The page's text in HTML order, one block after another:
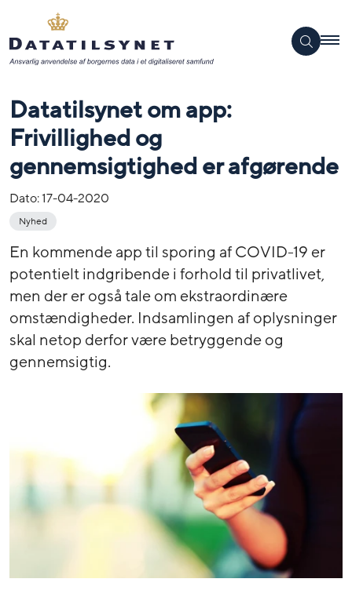
Datatilsynet om app:
Frivillighed og
gennemsigtighed er afgørende
Dato:17-04-2020
Nyhed
En kommende app til sporing af COVID-19 er
potentielt indgribende i forhold til privatlivet,
men der er også tale om ekstraordinære
omstændigheder. Indsamlingen af oplysninger
skal netop derfor være betryggende og
gennemsigtig.